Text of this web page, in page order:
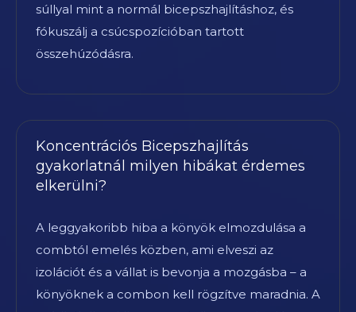
súllyal mint a normál bicepszhajlításhoz, és
fókuszálj a csúcspozícióban tartott
összehúzódásra.
Koncentrációs Bicepszhajlítás
gyakorlatnál milyen hibákat érdemes
elkerülni?
A leggyakoribb hiba a könyök elmozdulása a
combtól emelés közben, ami elveszi az
izolációt és a vállat is bevonja a mozgásba – a
könyöknek a combon kell rögzítve maradnia. A